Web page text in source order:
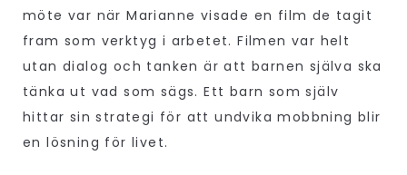
möte var när Marianne visade en film de tagit
fram som verktyg i arbetet. Filmen var helt
utan dialog och tanken är att barnen själva ska
tänka ut vad som sägs. Ett barn som själv
hittar sin strategi för att undvika mobbning blir
en lösning för livet.